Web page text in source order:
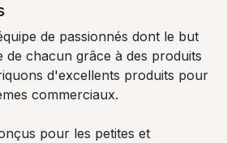
de passionnés dont le but
de chacun grâce à des produits
d'excellents produits pour
commerciaux.
pour les petites et